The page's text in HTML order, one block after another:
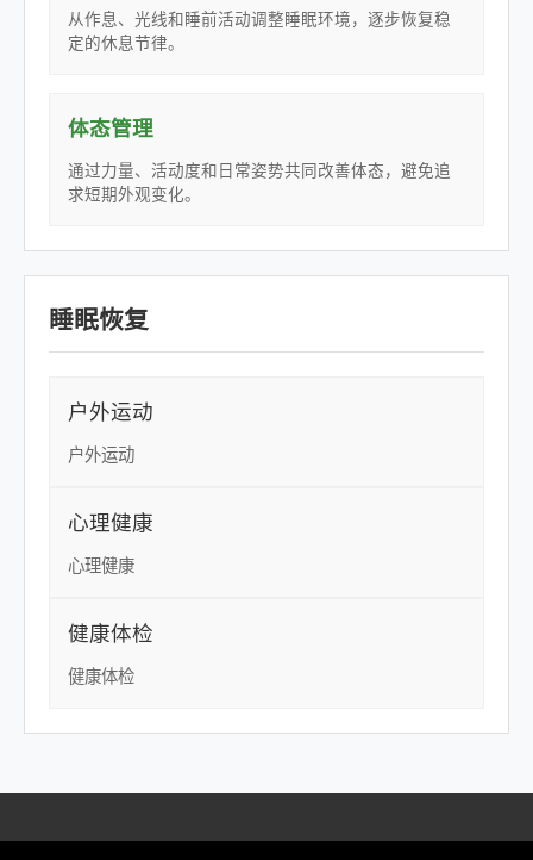
从作息、光线和睡前活动调整睡眠环境，逐步恢复稳
定的休息节律。
体态管理
通过力量、活动度和日常姿势共同改善体态，避免追
求短期外观变化。
睡眠恢复
户外运动
户外运动
心理健康
心理健康
健康体检
健康体检